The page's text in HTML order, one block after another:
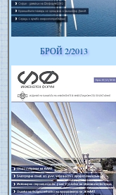
БРОЙ 2/2013